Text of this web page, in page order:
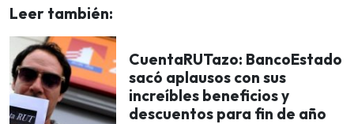
Leer también:
CuentaRUTazo: BancoEstado
sacó aplausos con sus
increíbles beneficios y
descuentos para fin de año